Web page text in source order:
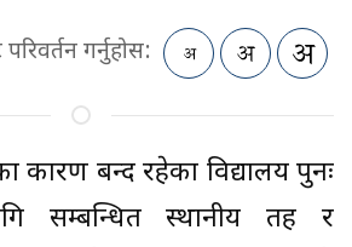
गर्नुहोस:
कारण बन्द रहेका विद्यालय पुनः
सम्बन्धित स्थानीय तह र